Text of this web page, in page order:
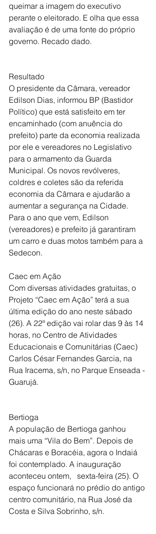
queimar a imagem do executivo
perante o eleitorado. E olha que essa
avaliação é de uma fonte do próprio
governo. Recado dado.
Resultado
O presidente da Câmara, vereador
Edilson Dias, informou BP (Bastidor
Político) que está satisfeito em ter
encaminhado (com anuência do
prefeito) parte da economia realizada
por ele e vereadores no Legislativo
para o armamento da Guarda
Municipal. Os novos revólveres,
coldres e coletes são da referida
economia da Câmara e ajudarão a
aumentar a segurança na Cidade.
Para o ano que vem, Edilson
(vereadores) e prefeito já garantiram
um carro e duas motos também para a
Sedecon.
Caec em Ação
Com diversas atividades gratuitas, o
Projeto “Caec em Ação” terá a sua
última edição do ano neste sábado
(26). A 22ª edição vai rolar das 9 às 14
horas, no Centro de Atividades
Educacionais e Comunitárias (Caec)
Carlos César Fernandes Garcia, na
Rua Iracema, s/n, no Parque Enseada -
Guarujá.
Bertioga
A população de Bertioga ganhou
mais uma “Vila do Bem”. Depois de
Chácaras e Boracéia, agora o Indaiá
foi contemplado. A inauguração
aconteceu ontem,   sexta-feira (25). O
espaço funcionará no prédio do antigo
centro comunitário, na Rua José da
Costa e Silva Sobrinho, s/n.